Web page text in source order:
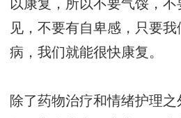
以康复，所以不要气馁，
见，不要有自卑感，只要
病，我们就能很快康复。
除了药物治疗和情绪护理